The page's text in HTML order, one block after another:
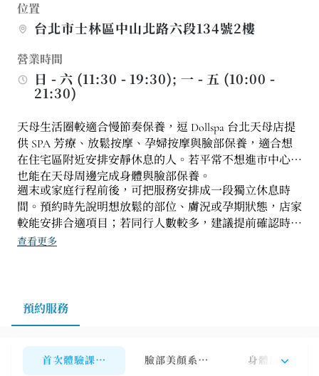
位置
台北市士林區中山北路六段134號2樓
營業時間
日 - 六 (11:30 - 19:30); 一 - 五 (10:00 -
21:30)
天母生活圈較適合慢節奏保養，逗 Dollspa 台北天母店提
供 SPA 芳療、放鬆按摩、孕婦按摩與臉部保養，適合想
在住宅區附近安排安靜休息的人。若平常不想進市中心，
也能在天母周邊完成身體與臉部保養。
週末或家庭行程前後，可把服務安排成一段獨立休息時
間。預約時先說明想放鬆的部位、膚況或孕期狀態，店家
較能安排合適項目；若同行人數較多，建議提前確認時
段。
查看更多
預約服務
首次體驗課程【限非門市會員】適用商城／婦幼展／貴賓
臉部美顏系列【限門市會員】
身體舒壓系列